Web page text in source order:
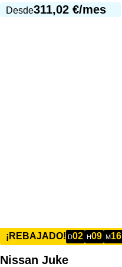
Desde311,02 €/mes
¡REBAJADO! D02 H09 M16
Nissan Juke